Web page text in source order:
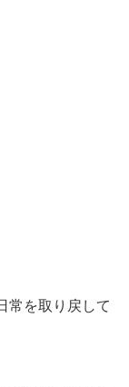
常を取り戻して